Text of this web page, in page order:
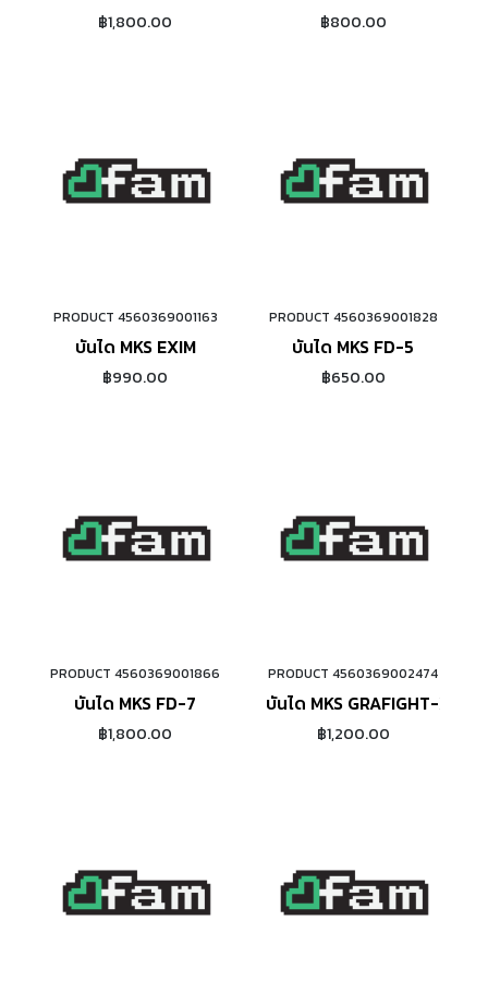
฿1,800.00 ฿800.00
ADD TO CART
PRODUCT 4560369001163
บันได MKS EXIM
฿990.00
ADD TO CART
PRODUCT 4560369001828
บันได MKS FD-5
฿650.00
ADD TO CART
PRODUCT 4560369001866
บันได MKS FD-7
฿1,800.00
ADD TO CART
PRODUCT 4560369002474
บันได MKS GRAFIGHT-XX
฿1,200.00